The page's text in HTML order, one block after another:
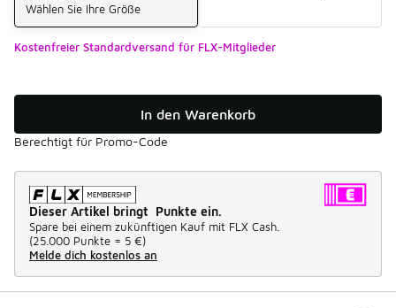
Wählen Sie Ihre Größe
Kostenfreier Standardversand für FLX-Mitglieder
In den Warenkorb
Berechtigt für Promo-Code
Dieser Artikel bringt Punkte ein.
Spare bei einem zukünftigen Kauf mit FLX Cash.
(25.000 Punkte = 5 €)
Melde dich kostenlos an